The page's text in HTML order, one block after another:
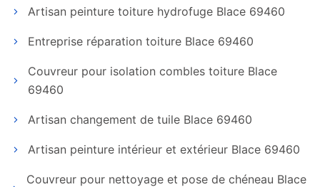
Artisan peinture toiture hydrofuge Blace 69460
Entreprise réparation toiture Blace 69460
Couvreur pour isolation combles toiture Blace
69460
Artisan changement de tuile Blace 69460
Artisan peinture intérieur et extérieur Blace 69460
Couvreur pour nettoyage et pose de chéneau Blace